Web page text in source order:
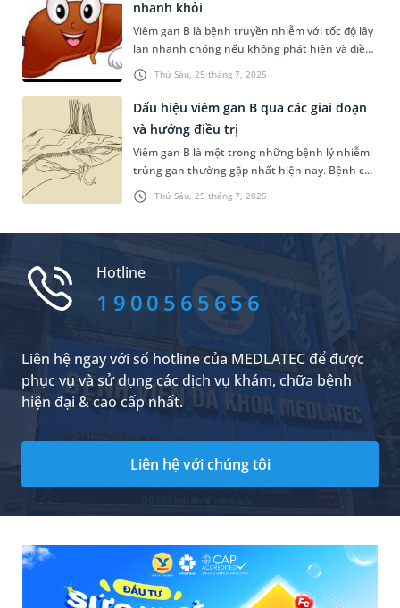
triệu chứng rõ ràng và dễ bị bỏ sót nếu không
được kiểm tra chuyên sâu bằng các kỹ thuật
chẩn đoán hình ảnh hiện đại.
Thứ Sáu, 25 tháng 7, 2025
nhanh khỏi
Viêm gan B là bệnh truyền nhiễm với tốc độ lây
lan nhanh chóng nếu không phát hiện và điều
trị kịp thời sẽ là yếu tố nguy cơ dẫn tới các biến
chứng nguy hiểm. Do đó, viêm gan B điều trị
bằng cách nào thì nhanh khỏi là điều nhiều
người bệnh đặc biệt quan tâm.
Thứ Sáu, 25 tháng 7, 2025
Dấu hiệu viêm gan B qua các giai đoạn
và hướng điều trị
Viêm gan B là một trong những bệnh lý nhiễm
trùng gan thường gặp nhất hiện nay. Bệnh có
thể gây nên những biến chứng nghiêm trọng
và thậm chí đe dọa đến tính mạng. Chính vì vậy,
Hotline
1900565656
Liên hệ ngay với số hotline của MEDLATEC để được
phục vụ và sử dụng các dịch vụ khám, chữa bệnh
hiện đại & cao cấp nhất.
Liên hệ với chúng tôi